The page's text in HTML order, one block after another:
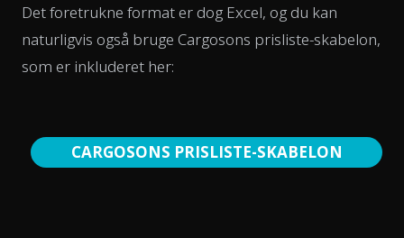
Det foretrukne format er dog Excel, og du kan
naturligvis også bruge Cargosons prisliste-skabelon,
som er inkluderet her:
CARGOSONS PRISLISTE-SKABELON